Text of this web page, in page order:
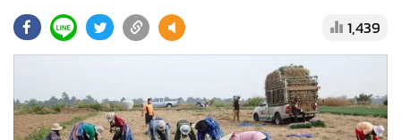
• ละคร
Cyber BIZ
• ผู้จัดกวน
1,439